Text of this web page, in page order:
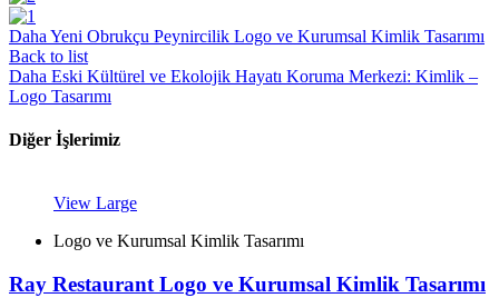
Daha Yeni Obrukçu Peynircilik Logo ve Kurumsal Kimlik Tasarımı
Back to list
Daha Eski Kültürel ve Ekolojik Hayatı Koruma Merkezi: Kimlik –
Logo Tasarımı
Diğer İşlerimiz
View Large
Logo ve Kurumsal Kimlik Tasarımı
Ray Restaurant Logo ve Kurumsal Kimlik Tasarımı